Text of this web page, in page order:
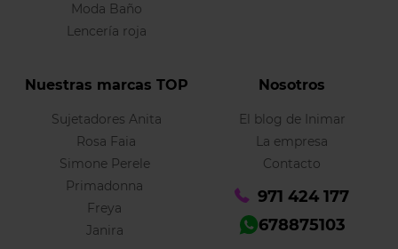
Moda Baño
Lencería roja
Nuestras marcas TOP
Sujetadores Anita
Rosa Faia
Simone Perele
Primadonna
Freya
Janira
Nosotros
El blog de Inimar
La empresa
Contacto
971 424 177
678875103